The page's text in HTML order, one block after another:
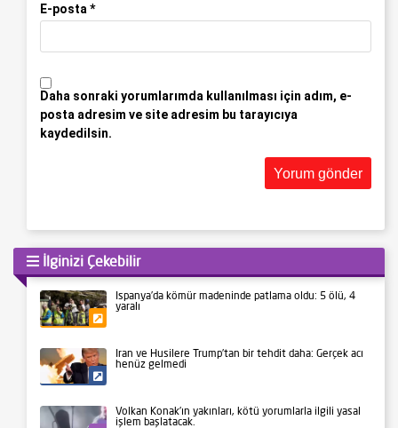
E-posta *
Daha sonraki yorumlarımda kullanılması için adım, e-
posta adresim ve site adresim bu tarayıcıya
kaydedilsin.
İlginizi Çekebilir
İspanya’da kömür madeninde patlama oldu: 5 ölü, 4
yaralı
İran ve Husilere Trump’tan bir tehdit daha: Gerçek acı
henüz gelmedi
Volkan Konak’ın yakınları, kötü yorumlarla ilgili yasal
işlem başlatacak.